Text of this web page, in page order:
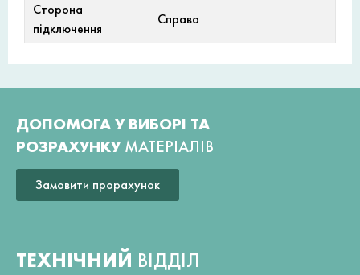
Сторона
підключення
Справа
ДОПОМОГА У ВИБОРІ ТА
РОЗРАХУНКУ МАТЕРІАЛІВ
Замовити прорахунок
ТЕХНІЧНИЙ ВІДДІЛ